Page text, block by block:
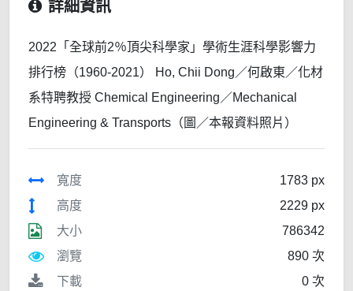
詳細資訊
2022「全球前2％頂尖科學家」學術生涯科學影響力
排行榜（1960-2021） Ho, Chii Dong／何啟東／化材
系特聘教授 Chemical Engineering／Mechanical
Engineering & Transports（圖／本報資料照片）
寬度
1783 px
高度
2229 px
大小
786342
瀏覽
890 次
下載
0 次